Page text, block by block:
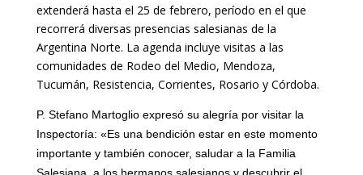
extenderá hasta el 25 de febrero, período en el que
recorrerá diversas presencias salesianas de la
Argentina Norte. La agenda incluye visitas a las
comunidades de Rodeo del Medio, Mendoza,
Tucumán, Resistencia, Corrientes, Rosario y Córdoba.
P. Stefano Martoglio expresó su alegría por visitar la
Inspectoría: «Es una bendición estar en este momento
importante y también conocer, saludar a la Familia